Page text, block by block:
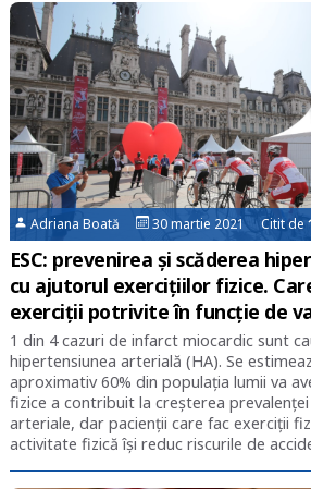
Adriana Boată 30 martie 2021 Citit de
ESC: prevenirea și scăderea
cu ajutorul exercițiilor fizice.
exerciții potrivite în funcție de
1 din 4 cazuri de infarct miocardic sunt
hipertensiunea arterială (HA). Se
aproximativ 60% din populația lumii va
fizice a contribuit la creșterea
arteriale, dar pacienții care fac exerciții
activitate fizică își reduc riscurile de